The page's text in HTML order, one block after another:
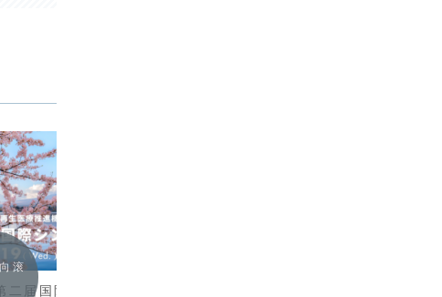
届国际研讨会将举行
滚